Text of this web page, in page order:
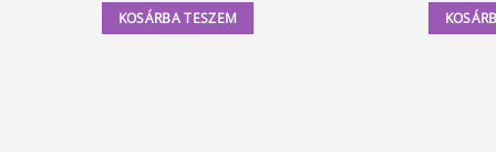
was:
1
is:
1
KOSÁRBA TESZEM